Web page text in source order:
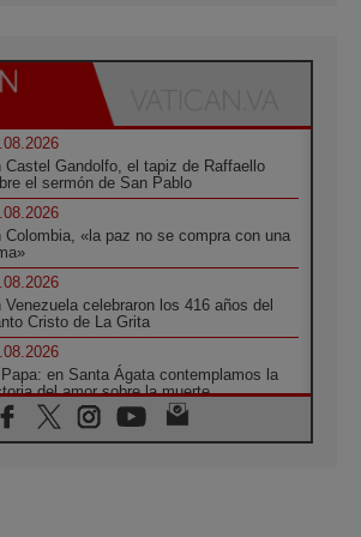
Castel Gandolfo, el tapiz de Raffaello
el sermón de San Pablo
Colombia, «la paz no se compra con una
Venezuela celebraron los 416 años del
Cristo de La Grita
en Santa Ágata contemplamos la
del amor sobre la muerte
XIV visitará el Santuario de la Madre